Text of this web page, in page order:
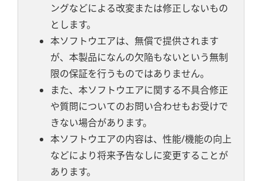
ングなどによる改変または修正しないもの
とします。
本ソフトウエアは、無償で提供されます
が、本製品になんの欠陥もないという無制
限の保証を行うものではありません。
また、本ソフトウエアに関する不具合修正
や質問についてのお問い合わせもお受けで
きない場合があります。
本ソフトウエアの内容は、性能/機能の向上
などにより将来予告なしに変更することが
あります。